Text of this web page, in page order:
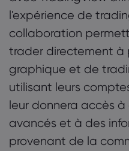
l'expérience de
collaboration
trader directement à
graphique et de
utilisant leurs
leur donnera accès
avancés et à des
provenant de la